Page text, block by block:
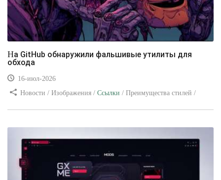
На GitHub обнаружили фальшивые утилиты для
обхода
16-июл-2026
Новости / Изображения / Ссылки / Преимущества стилей /